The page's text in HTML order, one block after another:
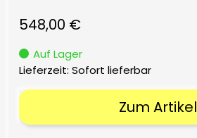
548,00 €
Auf Lager
Lieferzeit: Sofort lieferbar
Zum Artikel